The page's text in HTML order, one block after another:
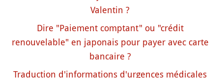
Valentin ?
Dire "Paiement comptant" ou "crédit
renouvelable" en japonais pour payer avec carte
bancaire ?
Traduction d'informations d'urgences médicales